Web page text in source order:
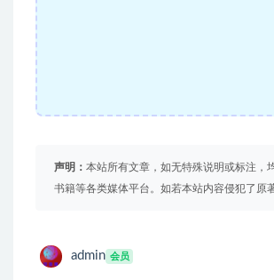
声明： 本站所有文章，如无特殊说明或标注，
书籍等各类媒体平台。如若本站内容侵犯了原
admin 会员